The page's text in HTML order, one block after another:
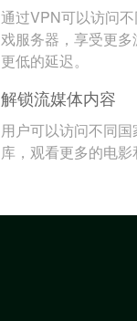
通过VPN可以访问
戏服务器，享受更
更低的延迟。
解锁流媒体内容
用户可以访问不同
库，观看更多的电影